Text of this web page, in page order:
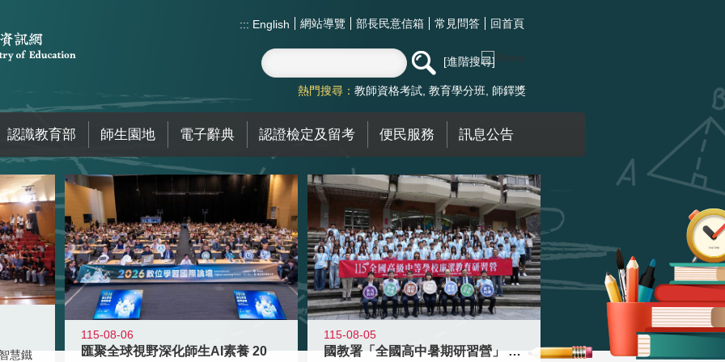
::: English 網站導覽 部長民意信箱 常見問答 回首頁
進階搜尋
熱門搜尋： 教師資格考試 教育學分班 師鐸獎
認識教育部 師生園地 電子辭典 認證檢定及留考 便民服務 訊息公告
慧鐵
115-08-06
匯聚全球視野深化師生AI素養 20
115-08-05
國教署「全國高中暑期研習營」 以多